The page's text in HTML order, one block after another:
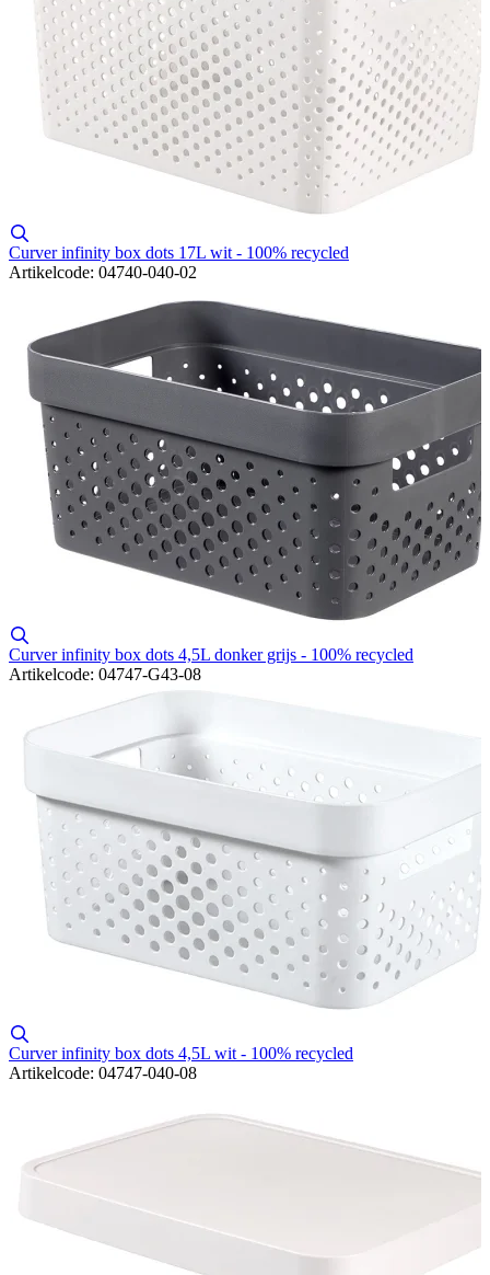
Curver infinity box dots 17L wit - 100% recycled
Artikelcode: 04740-040-02
Curver infinity box dots 4,5L donker grijs - 100% recycled
Artikelcode: 04747-G43-08
Curver infinity box dots 4,5L wit - 100% recycled
Artikelcode: 04747-040-08